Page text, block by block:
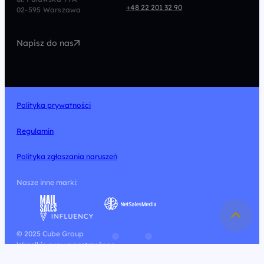
Programmatic
Marketing Automation
Design
02-595 Warszawa
+48 22 201 32 90
Napisz do nas
Nasze inne marki:
Polityka prywatności
Regulamin
Polityka zgłaszania naruszeń
© 2025 Cube Group
Wszelkie prawa zastrzeżone